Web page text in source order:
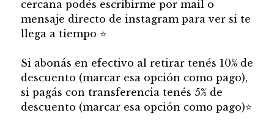
cercana podés escribirme por mail o
mensaje directo de instagram para ver si te
llega a tiempo ⭐
Si abonás en efectivo al retirar tenés 10% de
descuento (marcar esa opción como pago),
si pagás con transferencia tenés 5% de
descuento (marcar esa opción como pago)⭐